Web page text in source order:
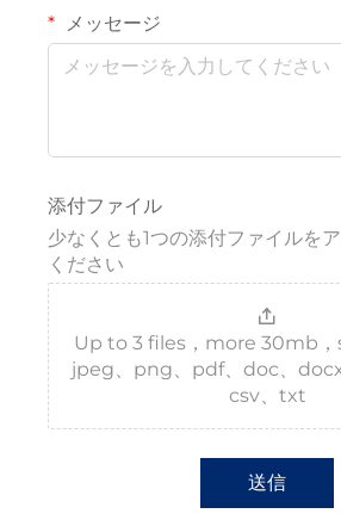
メッセージ
添付ファイル
少なくとも1つの添付ファイルを
ください
Up to 3 files，more 30mb，
jpeg、png、pdf、doc、docx
csv、txt
送信